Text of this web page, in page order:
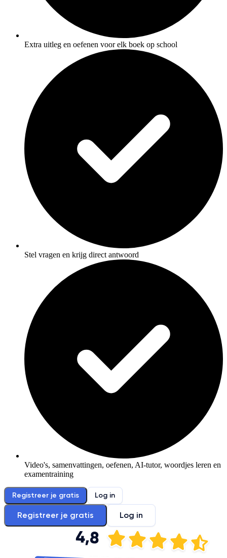
Extra uitleg en oefenen voor elk boek op school
Stel vragen en krijg direct antwoord
Video's, samenvattingen, oefenen, AI-tutor, woordjes leren en
examentraining
Registreer je gratis Log in
Registreer je gratis Log in